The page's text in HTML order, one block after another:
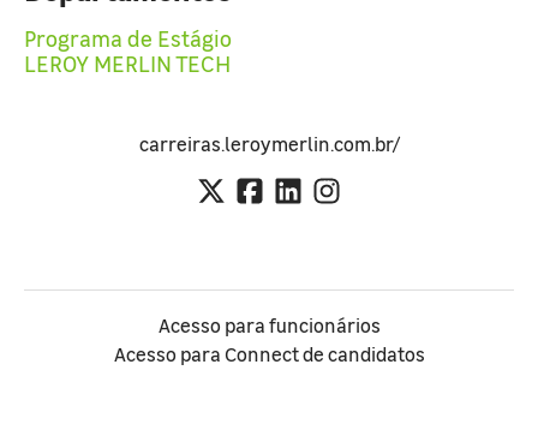
Programa de Estágio
LEROY MERLIN TECH
carreiras.leroymerlin.com.br/
Acesso para funcionários
Acesso para Connect de candidatos